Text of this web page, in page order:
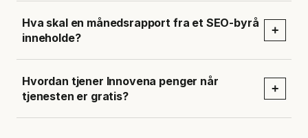
Hva skal en månedsrapport fra et SEO-byrå
inneholde?
+
Hvordan tjener Innovena penger når
tjenesten er gratis?
+